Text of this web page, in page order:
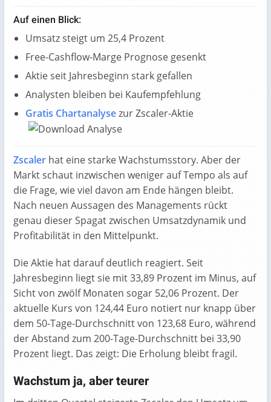
Auf einen Blick:
Umsatz steigt um 25,4 Prozent
Free-Cashflow-Marge Prognose gesenkt
Aktie seit Jahresbeginn stark gefallen
Analysten bleiben bei Kaufempfehlung
Gratis Chartanalysezur Zscaler-Aktie
Zscaler hat eine starke Wachstumsstory. Aber der
Markt schaut inzwischen weniger auf Tempo als auf
die Frage, wie viel davon am Ende hängen bleibt.
Nach neuen Aussagen des Managements rückt
genau dieser Spagat zwischen Umsatzdynamik und
Profitabilität in den Mittelpunkt.
Die Aktie hat darauf deutlich reagiert. Seit
Jahresbeginn liegt sie mit 33,89 Prozent im Minus, auf
Sicht von zwölf Monaten sogar 52,06 Prozent. Der
aktuelle Kurs von 124,44 Euro notiert nur knapp über
dem 50-Tage-Durchschnitt von 123,68 Euro, während
der Abstand zum 200-Tage-Durchschnitt bei 33,90
Prozent liegt. Das zeigt: Die Erholung bleibt fragil.
Wachstum ja, aber teurer